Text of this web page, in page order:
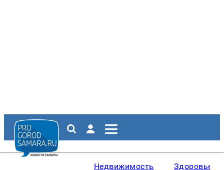
Недвижимость Здоровье